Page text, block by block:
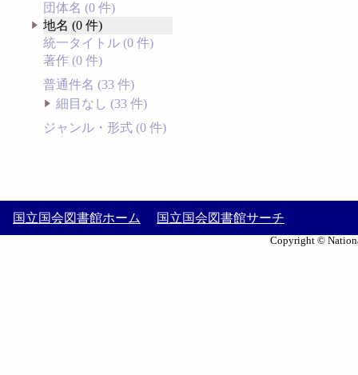
団体名 (0 件)
地名 (0 件)
統一タイトル (0 件)
著作 (0 件)
普通件名 (33 件)
細目なし (33 件)
ジャンル・形式 (0 件)
国立国会図書館ホーム 国立国会図書館サーチ
Copyright ©